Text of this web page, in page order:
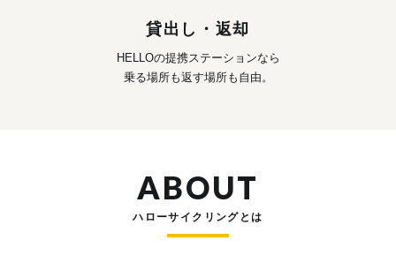
貸出し・返却
HELLOの提携ステーションなら
乗る場所も返す場所も自由。
ABOUT
ハローサイクリングとは